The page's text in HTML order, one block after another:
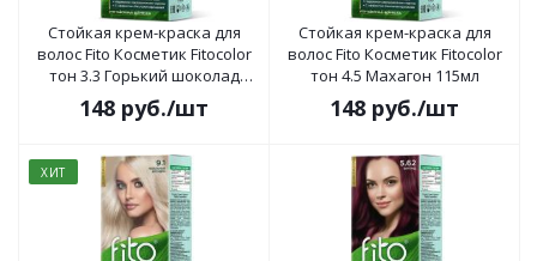
Стойкая крем-краска для
волос Fito Косметик Fitocolor
тон 3.3 Горький шоколад
115мл
148 руб./шт
Стойкая крем-краска для
волос Fito Косметик Fitocolor
тон 4.5 Махагон 115мл
148 руб./шт
ХИТ